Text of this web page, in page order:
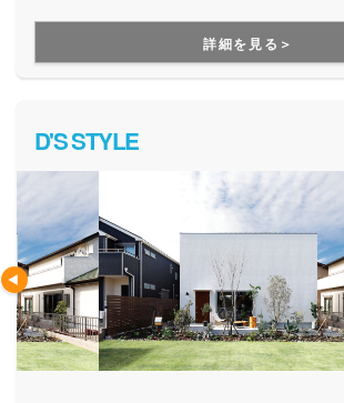
にはぜひおすすめです。詳細を見る＞
D'S STYLE